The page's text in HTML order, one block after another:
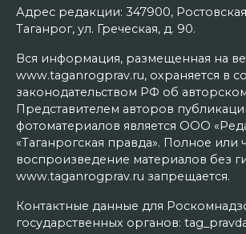
Адрес редакции: 347900, Ростовская
Таганрог, ул. Греческая, д. 90.
Вся информация, размещенная на
www.taganrogprav.ru, охраняется в
законодательством РФ об
Представителем авторов
фотоматериалов является ООО
«Таганрогская правда». Полное или
воспроизведение материалов без
www.taganrogprav.ru запрещается.
Контактные данные для
государственных органов: